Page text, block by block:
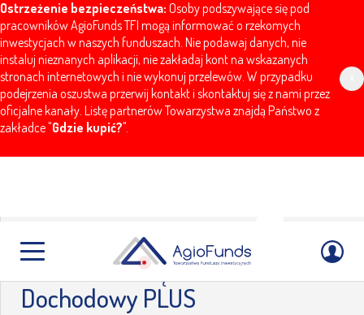
Ostrzeżenie bezpieczeństwa: Osoby podszywające się pod
pracowników AgioFunds TFI mogą informować o rzekomych
inwestycjach w naszych funduszach. Nie podawaj danych, nie
instaluj nieznanych aplikacji, nie zakładaj kont na wskazanych
stronach internetowych i nie wykonuj przelewów. W przypadku
podejrzenia oszustwa przerwij kontakt i skontaktuj się z nami przez
oficjalne kanały. Listę partnerów Towarzystwa znajdą Państwo z
zakładce "Gdzie kupić?".
AGIO Oszczędnościowy PLUS
zmienił nazwę na AGIO
Dochodowy PLUS